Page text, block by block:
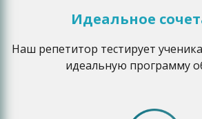
Идеальное
Наш репетитор тестирует
идеальную программу